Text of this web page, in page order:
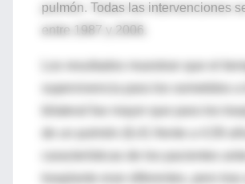
pulmón. Todas las intervenciones
entre 1987 y 2006.
Los resultados muestran que el
supervivencia para los sometidos a
bilateral fue mayor que para los